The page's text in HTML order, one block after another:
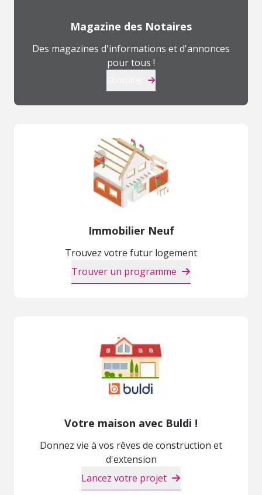
Magazine des Notaires
Des magazines d'informations et d'annonces
pour tous !
Immobilier Neuf
Trouvez votre futur logement
Trouver un programme
Votre maison avec Buldi !
Donnez vie à vos rêves de construction et
d'extension
Lancez votre projet